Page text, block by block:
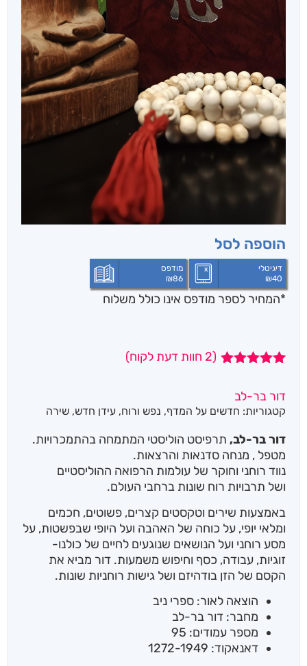
הוספה לסל
דיגיטלי
₪40
מודפס
₪86
*המחיר לספר מודפס אינו כולל משלוח
מבוסס על
דירוגים של
(
2 חוות דעת לקוח)
דור בר-לב
קטגוריות: חדשים על המדף, נפש ורוח, עידן חדש, שירה
דור בר-לב, תרפיסט הוליסטי המתמחה בהתמכרויות.
מטפל , מנחה סדנאות והרצאות.
נווד רוחני וחוקר של עולמות הרפואה ההוליסטיים
ושל תרבויות רוח שונות ברחבי העולם.
באמצעות שירים וטקסטים קצרים, פשוטים, חכמים
ומלאי יופי, על כוחה של האהבה ועל היופי שבפשטות, על
מסע רוחני ועל הנושאים שנוגעים לחיים של כולנו-
זוגיות, עבודה, כסף וחיפוש משמעות. דור מביא את
הקסם של הזן בודהיזם ושל גישות רוחניות שונות.
הוצאה לאור: ספרי ניב
מחבר: דור בר-לב
מספר עמודים: 95
דאנאקוד: 1272-1949